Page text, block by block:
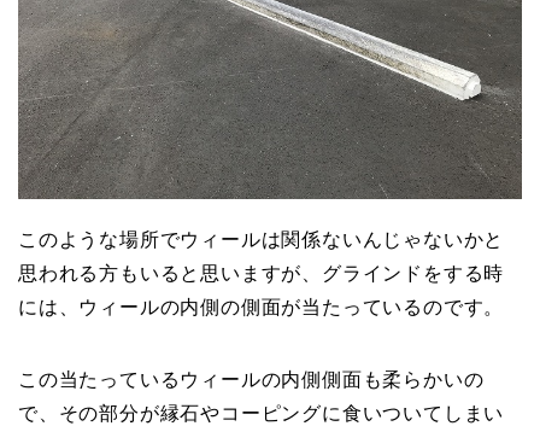
このような場所でウィールは関係ないんじゃないかと
思われる方もいると思いますが、グラインドをする時
には、ウィールの内側の側面が当たっているのです。
この当たっているウィールの内側側面も柔らかいの
で、その部分が縁石やコーピングに食いついてしまい